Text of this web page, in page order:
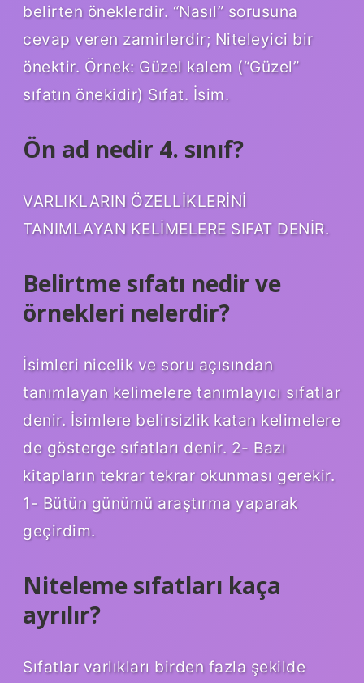
belirten öneklerdir. “Nasıl” sorusuna
cevap veren zamirlerdir; Niteleyici bir
önektir. Örnek: Güzel kalem (“Güzel”
sıfatın önekidir) ​​Sıfat. İsim.
Ön ad nedir 4. sınıf?
VARLIKLARIN ÖZELLİKLERİNİ
TANIMLAYAN KELİMELERE SIFAT DENİR.
Belirtme sıfatı nedir ve
örnekleri nelerdir?
İsimleri nicelik ve soru açısından
tanımlayan kelimelere tanımlayıcı sıfatlar
denir. İsimlere belirsizlik katan kelimelere
de gösterge sıfatları denir. 2- Bazı
kitapların tekrar tekrar okunması gerekir.
1- Bütün günümü araştırma yaparak
geçirdim.
Niteleme sıfatları kaça
ayrılır?
Sıfatlar varlıkları birden fazla şekilde